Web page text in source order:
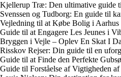
Kjellerup Træ: Den ultimative guide
Svenssen og Tudborg: En guide til
Vejledning til at Købe Bolig i
Guide til at Engagere Les Jeunes i
Bryggen i Vejle – Oplev En Skat I
Risskov Rejser: Din guide til en
Guide til at Finde den Perfekte
Guide til Forståelse af Vigtigheden